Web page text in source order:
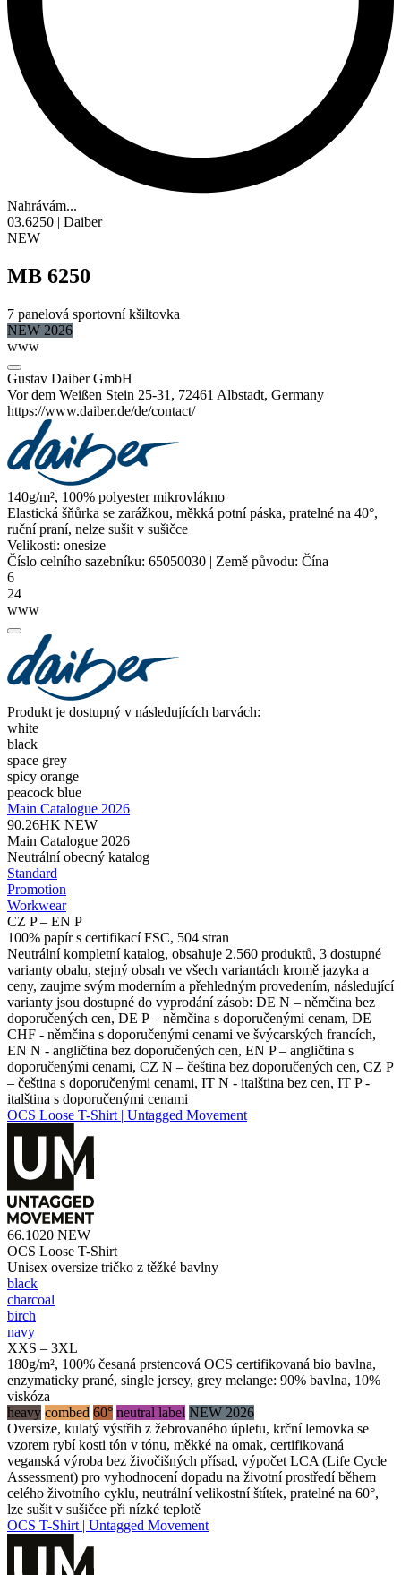
Nahrávám...
03.6250 | Daiber
NEW
MB 6250
7 panelová sportovní kšiltovka
NEW 2026
www
Gustav Daiber GmbH
Vor dem Weißen Stein 25-31, 72461 Albstadt, Germany
https://www.daiber.de/de/contact/
140g/m², 100% polyester mikrovlákno
Elastická šňůrka se zarážkou, měkká potní páska, pratelné na 40°,
ruční praní, nelze sušit v sušičce
Velikosti: onesize
Číslo celního sazebníku: 65050030 | Země původu: Čína
6
24
www
Produkt je dostupný v následujících barvách:
white
black
space grey
spicy orange
peacock blue
Main Catalogue 2026
90.26HK NEW
Main Catalogue 2026
Neutrální obecný katalog
Standard
Promotion
Workwear
CZ P – EN P
100% papír s certifikací FSC, 504 stran
Neutrální kompletní katalog, obsahuje 2.560 produktů, 3 dostupné
varianty obalu, stejný obsah ve všech variantách kromě jazyka a
ceny, zaujme svým moderním a přehledným provedením, následující
varianty jsou dostupné do vyprodání zásob: DE N – němčina bez
doporučených cen, DE P – němčina s doporučenými cenam, DE
CHF - němčina s doporučenými cenami ve švýcarských francích,
EN N - angličtina bez doporučených cen, EN P – angličtina s
doporučenými cenami, CZ N – čeština bez doporučených cen, CZ P
– čeština s doporučenými cenami, IT N - italština bez cen, IT P -
italština s doporučenými cenami
OCS Loose T-Shirt | Untagged Movement
66.1020 NEW
OCS Loose T-Shirt
Unisex oversize tričko z těžké bavlny
black
charcoal
birch
navy
XXS – 3XL
180g/m², 100% česaná prstencová OCS certifikovaná bio bavlna,
enzymaticky prané, single jersey, grey melange: 90% bavlna, 10%
viskóza
heavy combed 60° neutral label NEW 2026
Oversize, kulatý výstřih z žebrovaného úpletu, krční lemovka se
vzorem rybí kosti tón v tónu, měkké na omak, certifikovaná
veganská výroba bez živočišných přísad, výpočet LCA (Life Cycle
Assessment) pro vyhodnocení dopadu na životní prostředí během
celého životního cyklu, neutrální velikostní štítek, pratelné na 60°,
lze sušit v sušičce při nízké teplotě
OCS T-Shirt | Untagged Movement